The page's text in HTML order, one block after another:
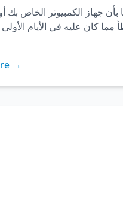
جهاز الكمبيوتر الخاص بك
مما كان عليه في الأيام الأولى
→